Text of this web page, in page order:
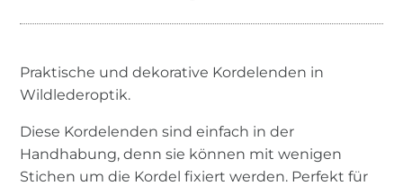
Praktische und dekorative Kordelenden in
Wildlederoptik.
Diese Kordelenden sind einfach in der
Handhabung, denn sie können mit wenigen
Stichen um die Kordel fixiert werden. Perfekt für